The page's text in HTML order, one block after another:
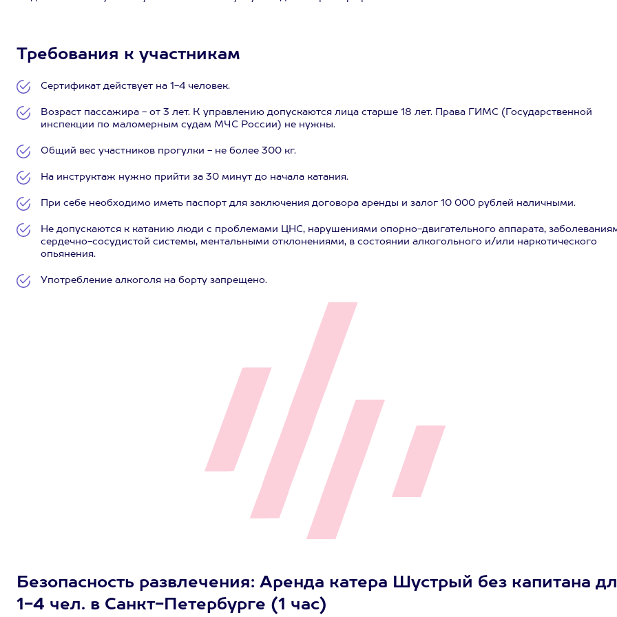
Требования к участникам
Сертификат действует на 1-4 человек.
Возраст пассажира - от 3 лет. К управлению допускаются лица старше 18 лет. Права ГИМС (Государственной
инспекции по маломерным судам МЧС России) не нужны.
Общий вес участников прогулки - не более 300 кг.
На инструктаж нужно прийти за 30 минут до начала катания.
При себе необходимо иметь паспорт для заключения договора аренды и залог 10 000 рублей наличными.
Не допускаются к катанию люди с проблемами ЦНС, нарушениями опорно-двигательного аппарата,
сердечно-сосудистой системы, ментальными отклонениями, в состоянии алкогольного и/или наркотического
опьянения.
Употребление алкоголя на борту запрещено.
Безопасность развлечения: Аренда катера Шустрый без капитана
1-4 чел. в Санкт-Петербурге (1 час)